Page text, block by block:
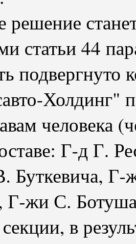
решение
статьи 44
подвергнуто
Холдинг"
человека
Г-д Г.
Буткевича,
Г-жи С.
в